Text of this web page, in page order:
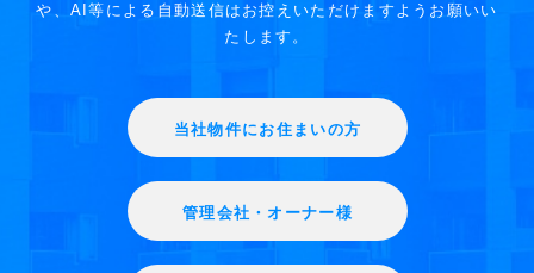
や、AI等による自動送信はお控えいただけますようお願いい
たします。
当社物件にお住まいの方
管理会社・オーナー様